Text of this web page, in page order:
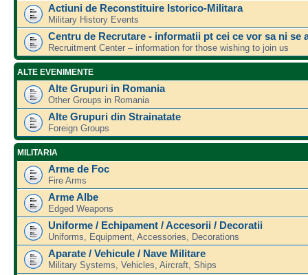
Actiuni de Reconstituire Istorico-Militara
Military History Events
Centru de Recrutare - informatii pt cei ce vor sa ni se
Recruitment Center – information for those wishing to join us
ALTE EVENIMENTE
Alte Grupuri in Romania
Other Groups in Romania
Alte Grupuri din Strainatate
Foreign Groups
MILITARIA
Arme de Foc
Fire Arms
Arme Albe
Edged Weapons
Uniforme / Echipament / Accesorii / Decoratii
Uniforms, Equipment, Accessories, Decorations
Aparate / Vehicule / Nave Militare
Military Systems, Vehicles, Aircraft, Ships